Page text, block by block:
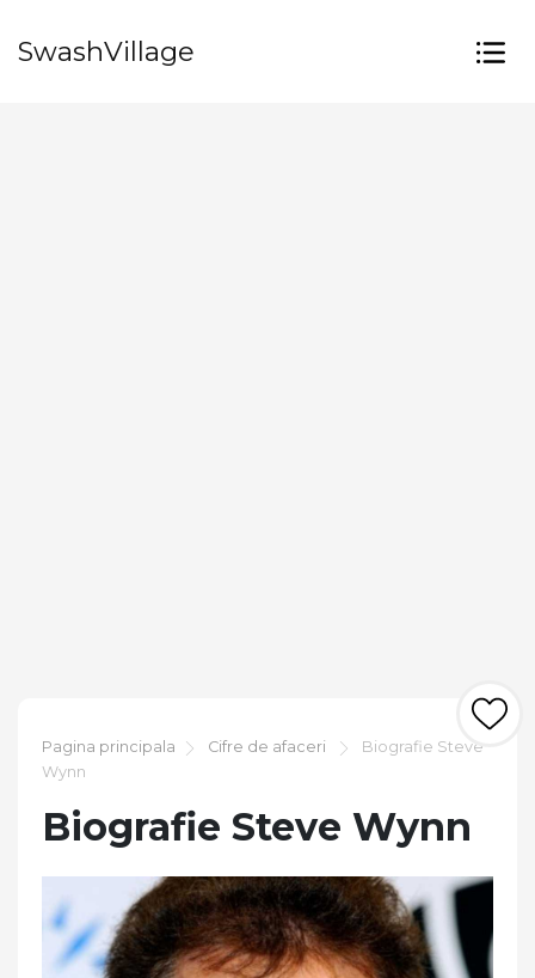
SwashVillage
Pagina principala Cifre de afaceri
Biografie Steve
Wynn
Biografie Steve Wynn